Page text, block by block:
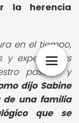
la herencia
en el tiempo,
y experiencias
pasado y
dijo Sabine
de una familia
que se